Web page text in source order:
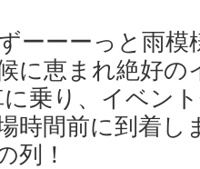
ーーーっと雨
に恵まれ絶好の
に乗り、イベン
時間前に到着し
列！